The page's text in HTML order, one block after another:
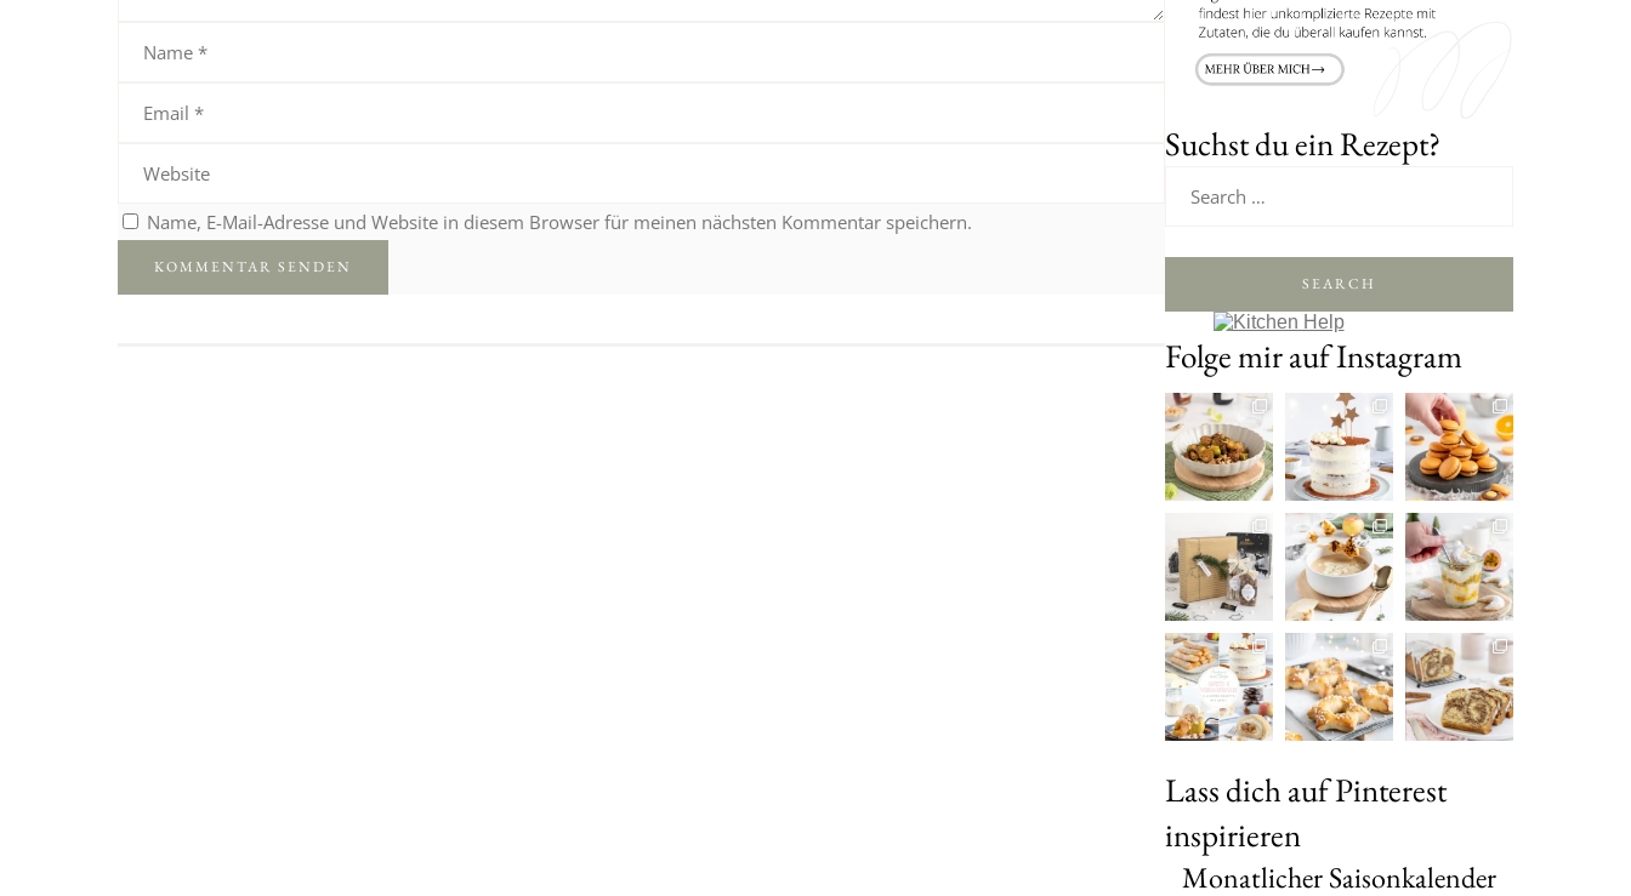
Name, E-Mail-Adresse und Website in diesem Browser für meinen nächsten Kommentar speichern.
Suchst du ein Rezept?
SEARCH
Folge mir auf Instagram
Lass dich auf Pinterest
inspirieren
Monatlicher Saisonkalender